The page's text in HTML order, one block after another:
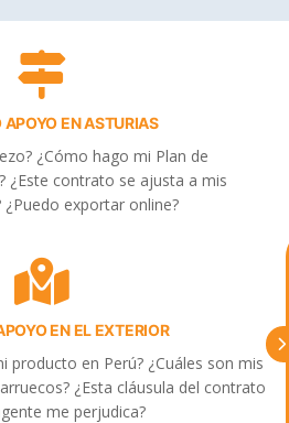
EN ASTURIAS
¿Cómo hago mi Plan de
¿Este contrato se ajusta a mis
¿Puedo exportar online?
EN EL EXTERIOR
producto en Perú? ¿Cuáles son mis
¿Esta cláusula del contrato
me perjudica?
importa
aquí para
de
sobre los
que lleva a cabo